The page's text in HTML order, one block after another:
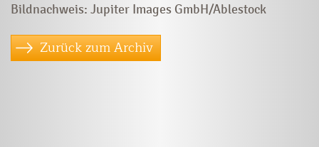
Bildnachweis: Jupiter Images GmbH/Ablestock
Zurück zum Archiv